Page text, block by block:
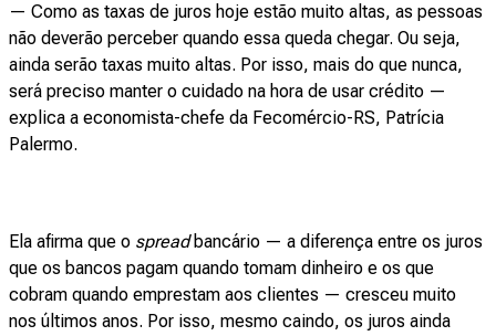
— Como as taxas de juros hoje estão muito altas, as pessoas
não deverão perceber quando essa queda chegar. Ou seja,
ainda serão taxas muito altas. Por isso, mais do que nunca,
será preciso manter o cuidado na hora de usar crédito —
explica a economista-chefe da Fecomércio-RS, Patrícia
Palermo.
Ela afirma que o spread bancário — a diferença entre os juros
que os bancos pagam quando tomam dinheiro e os que
cobram quando emprestam aos clientes — cresceu muito
nos últimos anos. Por isso, mesmo caindo, os juros ainda